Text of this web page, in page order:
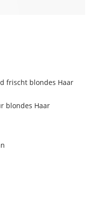
frischt blondes Haar
blondes Haar